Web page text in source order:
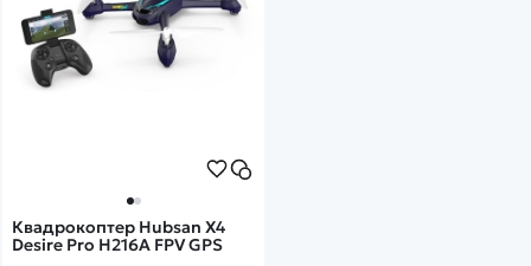
Квадрокоптер Hubsan X4
Desire Pro H216A FPV GPS